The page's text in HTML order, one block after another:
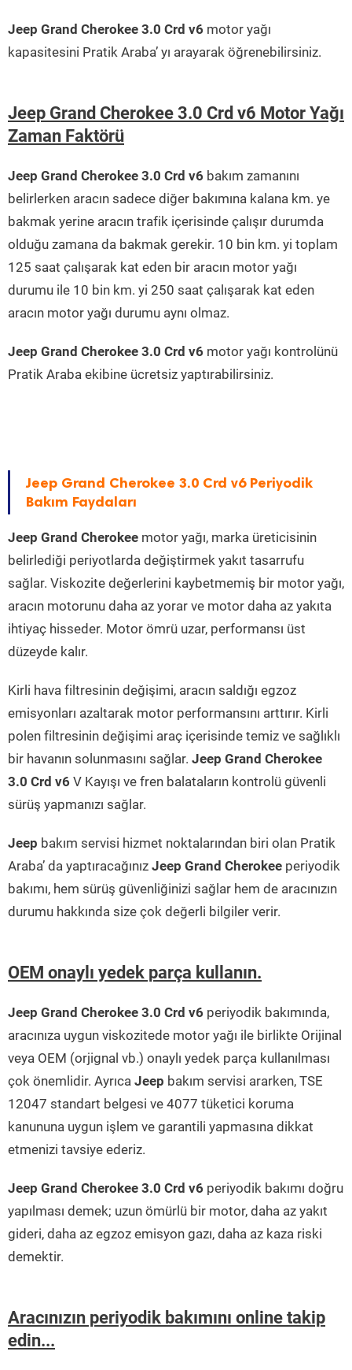
Jeep Grand Cherokee 3.0 Crd v6 motor yağı
kapasitesini Pratik Araba’ yı arayarak öğrenebilirsiniz.
Jeep Grand Cherokee 3.0 Crd v6 Motor Yağı
Zaman Faktörü
Jeep Grand Cherokee 3.0 Crd v6 bakım zamanını
belirlerken aracın sadece diğer bakımına kalana km. ye
bakmak yerine aracın trafik içerisinde çalışır durumda
olduğu zamana da bakmak gerekir. 10 bin km. yi toplam
125 saat çalışarak kat eden bir aracın motor yağı
durumu ile 10 bin km. yi 250 saat çalışarak kat eden
aracın motor yağı durumu aynı olmaz.
Jeep Grand Cherokee 3.0 Crd v6 motor yağı kontrolünü
Pratik Araba ekibine ücretsiz yaptırabilirsiniz.
Jeep Grand Cherokee 3.0 Crd v6 Periyodik
Bakım Faydaları
Jeep Grand Cherokee motor yağı, marka üreticisinin
belirlediği periyotlarda değiştirmek yakıt tasarrufu
sağlar. Viskozite değerlerini kaybetmemiş bir motor yağı,
aracın motorunu daha az yorar ve motor daha az yakıta
ihtiyaç hisseder. Motor ömrü uzar, performansı üst
düzeyde kalır.
Kirli hava filtresinin değişimi, aracın saldığı egzoz
emisyonları azaltarak motor performansını arttırır. Kirli
polen filtresinin değişimi araç içerisinde temiz ve sağlıklı
bir havanın solunmasını sağlar. Jeep Grand Cherokee
3.0 Crd v6 V Kayışı ve fren balataların kontrolü güvenli
sürüş yapmanızı sağlar.
Jeep bakım servisi hizmet noktalarından biri olan Pratik
Araba’ da yaptıracağınız Jeep Grand Cherokee periyodik
bakımı, hem sürüş güvenliğinizi sağlar hem de aracınızın
durumu hakkında size çok değerli bilgiler verir.
OEM onaylı yedek parça kullanın.
Jeep Grand Cherokee 3.0 Crd v6 periyodik bakımında,
aracınıza uygun viskozitede motor yağı ile birlikte Orijinal
veya OEM (orjignal vb.) onaylı yedek parça kullanılması
çok önemlidir. Ayrıca Jeep bakım servisi ararken, TSE
12047 standart belgesi ve 4077 tüketici koruma
kanununa uygun işlem ve garantili yapmasına dikkat
etmenizi tavsiye ederiz.
Jeep Grand Cherokee 3.0 Crd v6 periyodik bakımı doğru
yapılması demek; uzun ömürlü bir motor, daha az yakıt
gideri, daha az egzoz emisyon gazı, daha az kaza riski
demektir.
Aracınızın periyodik bakımını online takip
edin...